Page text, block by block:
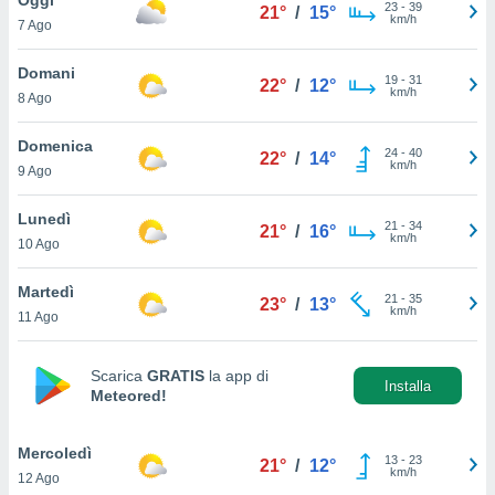
è
al sito
di
ci
di
il
un
la
nella
7 Ago
21° / 15° 23- 39
km/h
Domani
8 Ago
22° / 12° 19- 31
km/h
Domenica
9 Ago
22° / 14° 24- 40
km/h
Lunedì
10 Ago
21° / 16° 21 - 34
km/h
Martedì
11 Ago
23° / 13° 21 - 35
km/h
Scarica GRATIS la app di
Meteored!
Installa
Mercoledì
12 Ago
21° / 12° 13- 23
km/h